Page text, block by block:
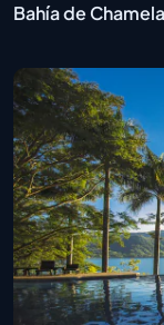
Bahía de